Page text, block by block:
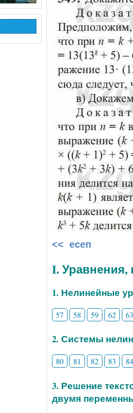
<< есеп
I.
1. Нелинейные
57 58 59 62 63
2. Системы
80 81 82 83 84
3. Решение
двумя